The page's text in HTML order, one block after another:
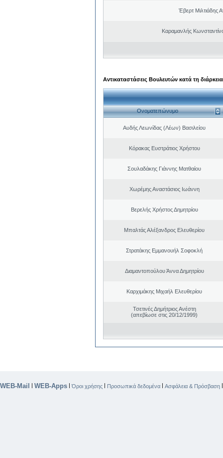
Έβερτ Μιλτιάδης
Καραμανλής
Αντικαταστάσεις Βουλευτών κατά τη
Ονοματεπώνυμο
Αυδής Λεωνίδας (Λέων) Βασιλείου
Κόρακας Ευστράτιος Χρήστου
Σουλαδάκης Γιάννης Ματθαίου
Χωρέμης Αναστάσιος Ιωάννη
Βερελής Χρήστος Δημητρίου
Μπαλτάς Αλέξανδρος Ελευθερίου
Στρατάκης Εμμανουήλ Σοφοκλή
Διαμαντοπούλου Άννα Δημητρίου
Καρχιμάκης Μιχαήλ Ελευθερίου
Τσετινές Δημήτριος Ανέστη
(απεβίωσε στις 20/12/1999)
WEB-Mail | WEB-Apps |Όροι χρήσης | Προσωπικά δεδομένα | Ασφάλεια & Πρόσβαση